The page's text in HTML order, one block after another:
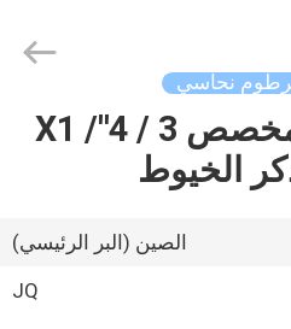
نحاسي
محول نحاسي مخصص 3 / 4''X1 /
الصين (البر الرئيسي)
JQ